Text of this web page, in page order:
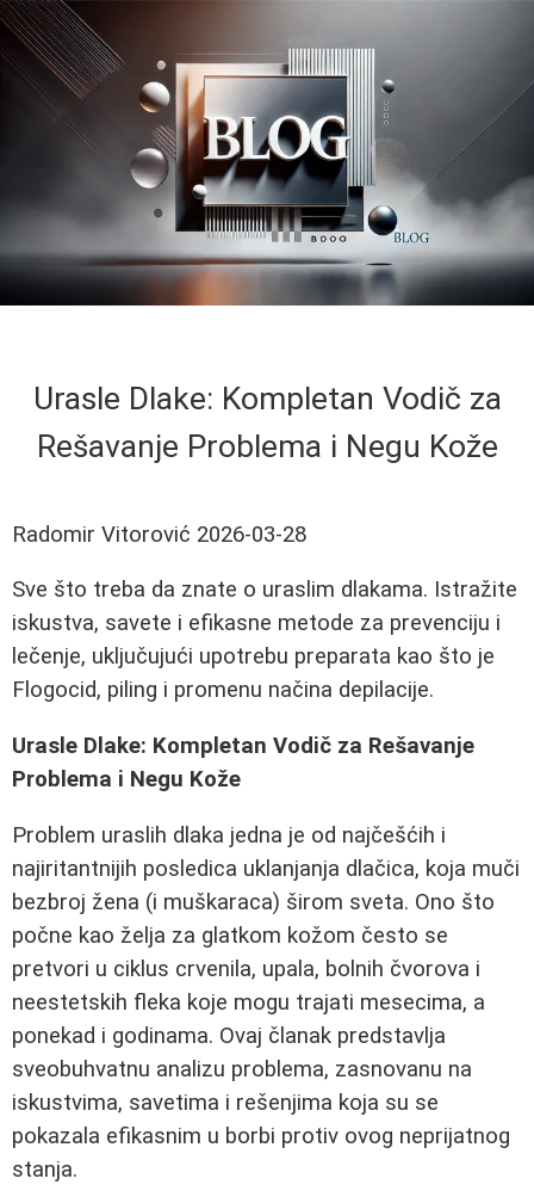
Urasle Dlake: Kompletan Vodič za
Rešavanje Problema i Negu Kože
Radomir Vitorović 2026-03-28
Sve što treba da znate o uraslim dlakama. Istražite
iskustva, savete i efikasne metode za prevenciju i
lečenje, uključujući upotrebu preparata kao što je
Flogocid, piling i promenu načina depilacije.
Urasle Dlake: Kompletan Vodič za Rešavanje
Problema i Negu Kože
Problem uraslih dlaka jedna je od najčešćih i
najiritantnijih posledica uklanjanja dlačica, koja muči
bezbroj žena (i muškaraca) širom sveta. Ono što
počne kao želja za glatkom kožom često se
pretvori u ciklus crvenila, upala, bolnih čvorova i
neestetskih fleka koje mogu trajati mesecima, a
ponekad i godinama. Ovaj članak predstavlja
sveobuhvatnu analizu problema, zasnovanu na
iskustvima, savetima i rešenjima koja su se
pokazala efikasnim u borbi protiv ovog neprijatnog
stanja.